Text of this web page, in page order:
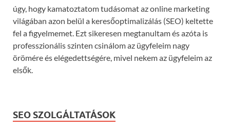
úgy, hogy kamatoztatom tudásomat az online marketing
világában azon belül a keresőoptimalizálás (SEO) keltette
fel a figyelmemet. Ezt sikeresen megtanultam és azóta is
professzionális szinten csinálom az ügyfeleim nagy
örömére és elégedettségére, mivel nekem az ügyfeleim az
elsők.
SEO SZOLGÁLTATÁSOK